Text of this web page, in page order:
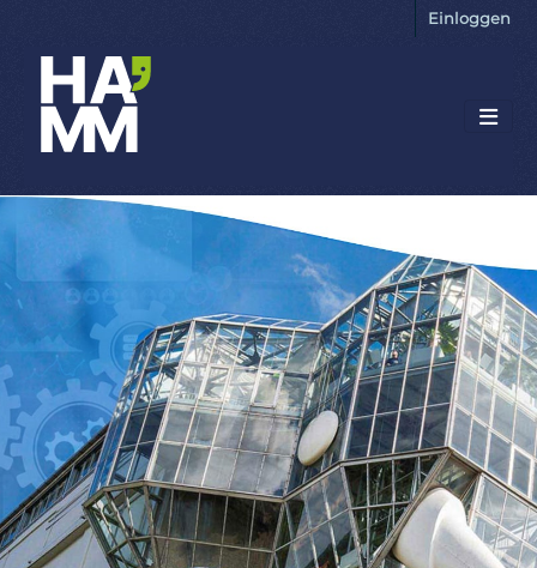
Einloggen